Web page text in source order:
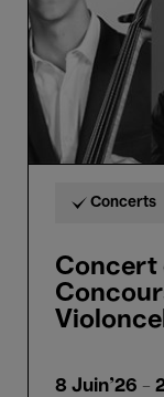
|
Violoncelle
2026
Concerts
Concert
8 Juin'26 -